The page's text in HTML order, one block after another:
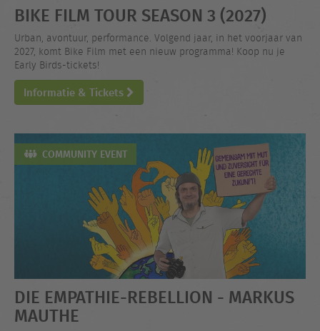
BIKE FILM TOUR SEASON 3 (2027)
Urban, avontuur, performance. Volgend jaar, in het voorjaar van
2027, komt Bike Film met een nieuw programma! Koop nu je
Early Birds-tickets!
Informatie & Tickets
COMMUNITY EVENT
DIE EMPATHIE-REBELLION - MARKUS
MAUTHE